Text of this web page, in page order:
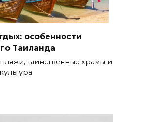
особенности
Таиланда
таинственные храмы и